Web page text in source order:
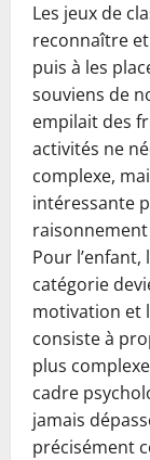
Les jeux de
reconnaître
puis à les
souviens de
empilait des
activités ne
complexe,
intéressante
Pour
catégorie
motivation et
consiste à
plus
cadre
jamais
précisément